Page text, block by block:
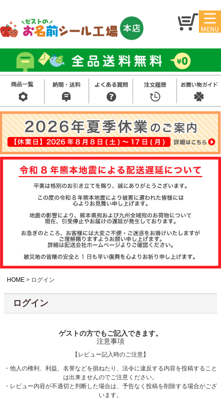
マイ
ジ
お名
前シ
ール
アイ
ロン
シー
ル
お買
い得
セッ
ト
スタ
ンプ
その
他
注文履歴
について
HOME ログイン
ログイン
ゲストの方でもご記入できます。
注意事項
【レビュー記入時のご注意】
・他人の権利、利益、名誉などを損ねたり、法令に違反する内容を投稿すること
は出来ませんのでご注意ください。
・レビュー内容が不適切と判断した場合は、予告なく投稿を削除する場合がござ
います。